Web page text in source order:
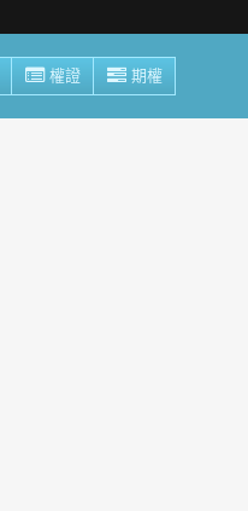
權證 期權